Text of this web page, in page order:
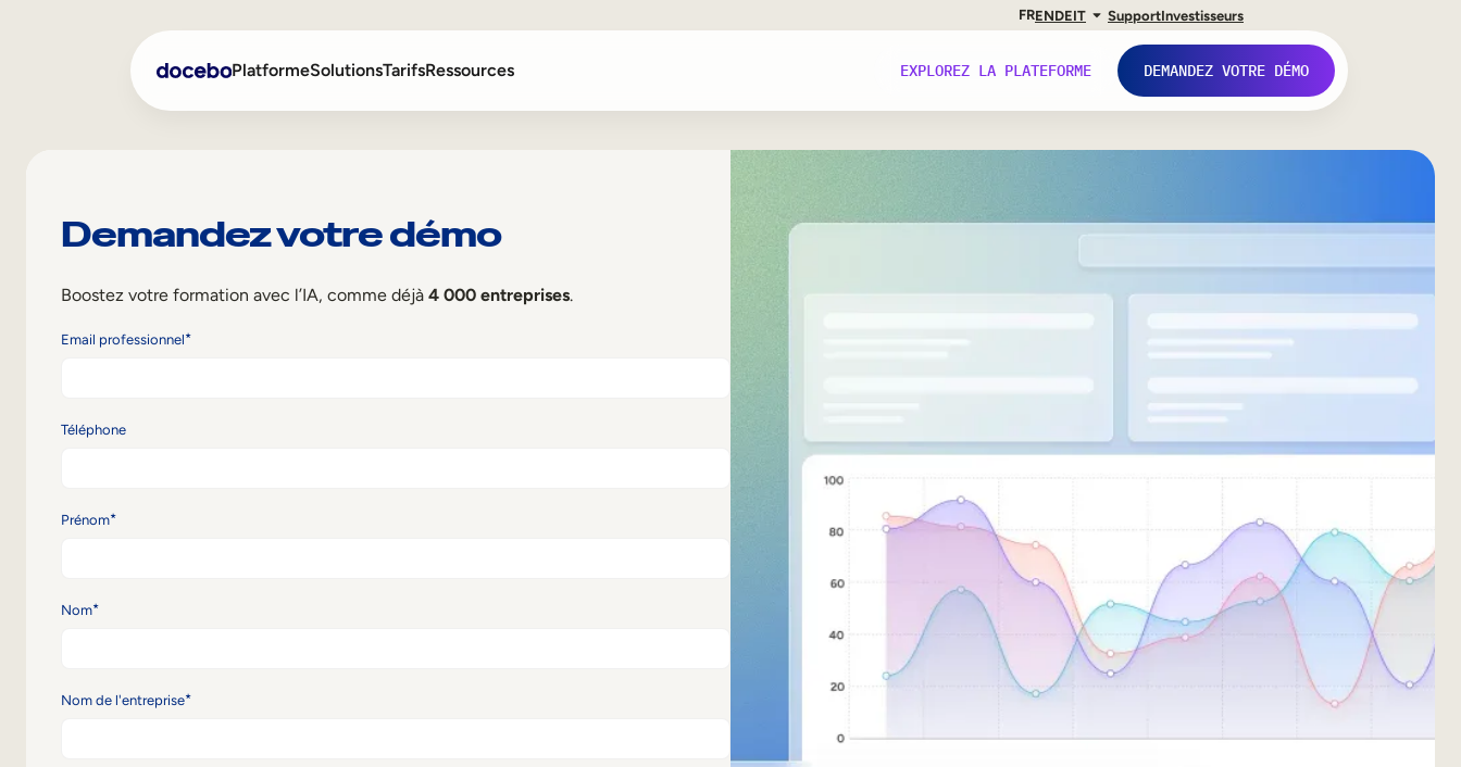
FRENDEIT SupportInvestisseurs
PlatformeSolutionsTarifsRessources EXPLOREZ LA PLATEFORME DEMANDEZ VOTRE DÉMO
Formation des employés
Aide à la vente
Formation externe
Skills Intelligence
Demandez votre démo
Boostez votre formation avec l’IA, comme déjà 4 000 entreprises.
Email professionnel*
Téléphone
Prénom*
Nom*
Nom de l'entreprise*